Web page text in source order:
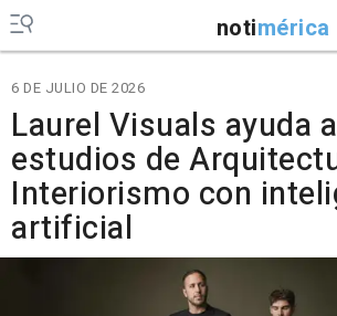
notimérica
6 DE JULIO DE 2026
Laurel Visuals ayuda
estudios de
Interiorismo con
artificial